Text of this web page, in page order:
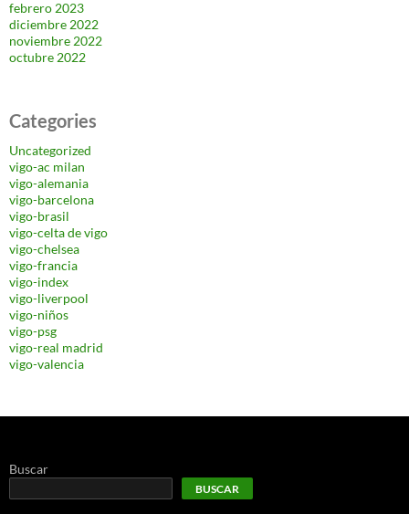
febrero 2023
diciembre 2022
noviembre 2022
octubre 2022
Categories
Uncategorized
vigo-ac milan
vigo-alemania
vigo-barcelona
vigo-brasil
vigo-celta de vigo
vigo-chelsea
vigo-francia
vigo-index
vigo-liverpool
vigo-niños
vigo-psg
vigo-real madrid
vigo-valencia
Buscar
BUSCAR